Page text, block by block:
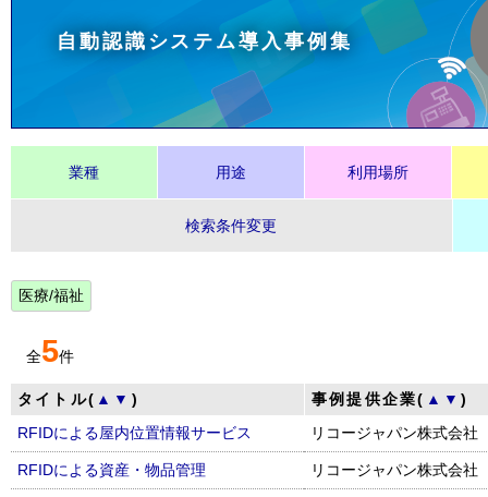
自動認識システム導入事例集
業種 用途 利用場所
検索条件変更
医療/福祉
全5件
タイトル( ▲ ▼ ) 事例提供企業( ▲ ▼)
RFIDによる屋内位置情報サービス
リコージャパン株式会社
RFIDによる資産・物品管理 リコージャパン株式会社